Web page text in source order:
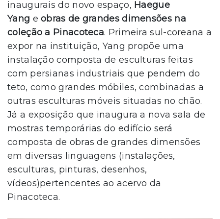
inaugurais do novo espaço, Haegue
Yang eobras de grandes dimensões na
coleção a Pinacoteca. Primeira sul-coreana a
expor na instituição, Yang propõe uma
instalação composta de esculturas feitas
com persianas industriais que pendem do
teto, como grandes móbiles, combinadas a
outras esculturas móveis situadas no chão.
Já a exposição que inaugura a nova sala de
mostras temporárias do edifício será
composta de obras de grandes dimensões
em diversas linguagens (instalações,
esculturas, pinturas, desenhos,
vídeos)pertencentes ao acervo da
Pinacoteca.